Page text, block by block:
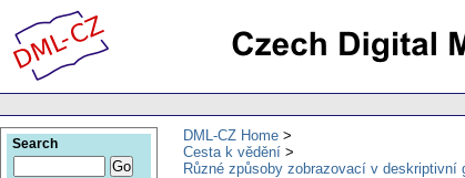
DML-CZ Home
Cesta k vědění
Různé způsoby zobrazovací v deskriptivní
Search